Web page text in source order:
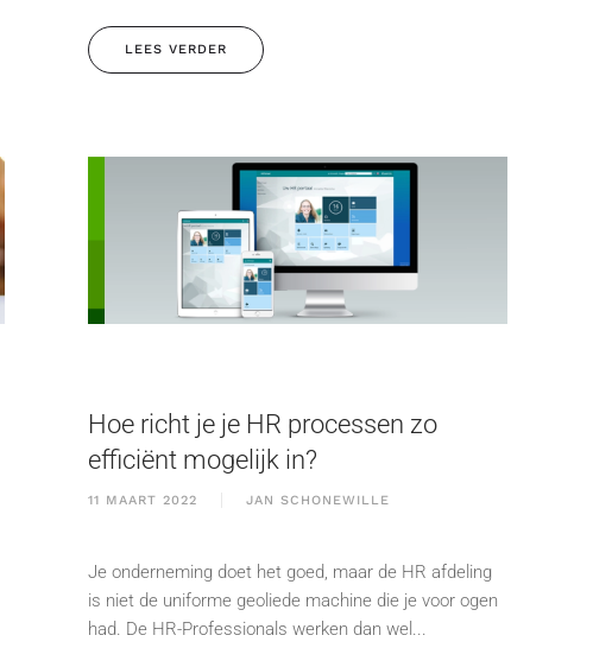
LEES VERDER
Hoe richt je je HR processen zo
efficiënt mogelijk in?
11 MAART 2022 JAN SCHONEWILLE
Je onderneming doet het goed, maar de HR afdeling
is niet de uniforme geoliede machine die je voor ogen
had. De HR-Professionals werken dan wel...